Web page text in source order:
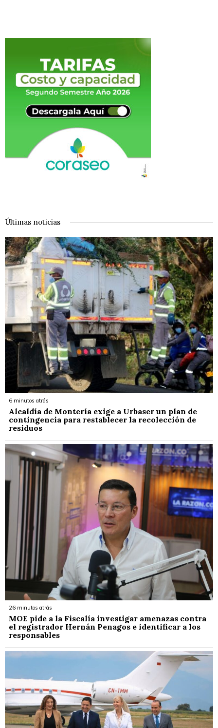
Últimas noticias
6 minutos atrás
Alcaldía de Montería exige a Urbaser un plan de
contingencia para restablecer la recolección de
residuos
26 minutos atrás
MOE pide a la Fiscalía investigar amenazas contra
el registrador Hernán Penagos e identificar a los
responsables